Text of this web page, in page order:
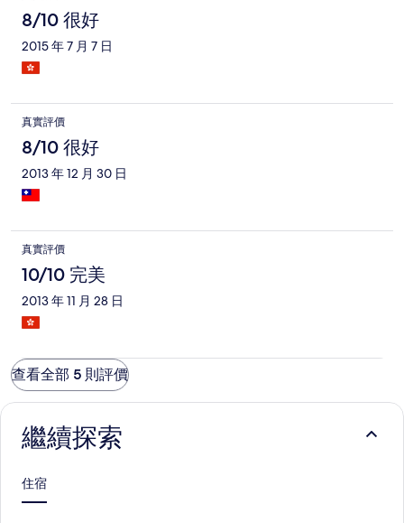
8/10 很好
2015 年 7 月 7 日
真實評價
8/10 很好
2013 年 12 月 30 日
真實評價
10/10 完美
2013 年 11 月 28 日
查看全部 5 則評價
繼續探索
住宿